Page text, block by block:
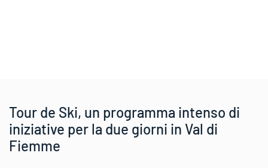
Tour de Ski, un programma intenso di
iniziative per la due giorni in Val di
Fiemme